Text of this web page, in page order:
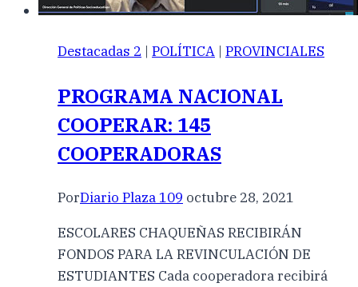
Destacadas 2 | POLÍTICA | PROVINCIALES
PROGRAMA NACIONAL
COOPERAR: 145
COOPERADORAS
PorDiario Plaza 109 octubre 28, 2021
ESCOLARES CHAQUEÑAS RECIBIRÁN
FONDOS PARA LA REVINCULACIÓN DE
ESTUDIANTES Cada cooperadora recibirá